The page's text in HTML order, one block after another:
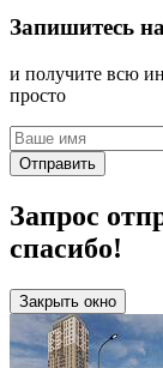
Запишитесь
и получите всю
просто
Отправить
Запрос
спасибо!
Закрыть окно